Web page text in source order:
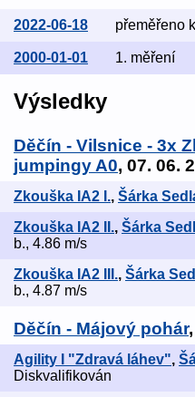
2022-06-18 přeměřeno
2000-01-01 1. měření
Výsledky
Děčín - Vilsnice - 3x
jumpingy A0, 07. 06.
Zkouška IA2 I., Šárka
Zkouška IA2 II., Šárka
b., 4.86 m/s
Zkouška IA2 III., Šárka
b., 4.87 m/s
Děčín - Májový pohár
Agility I "Zdravá láhev",
Diskvalifikován